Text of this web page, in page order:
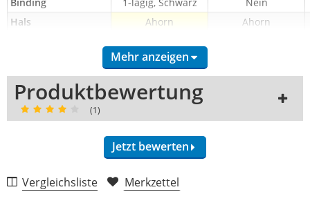
Hals
Ahorn
Ahorn
'C'
Griffbrett
Ahorn
Laurel
Griffbrett-Typ
Bundiert
Griffbrettradius in
9,5 9,5
648
Bundformat
Narrow Tall
Mehr anzeigen
Produktbewertung
(1)
Jetzt bewerten
Verarbeitung (4,0)
Vergleichsliste Merkzettel